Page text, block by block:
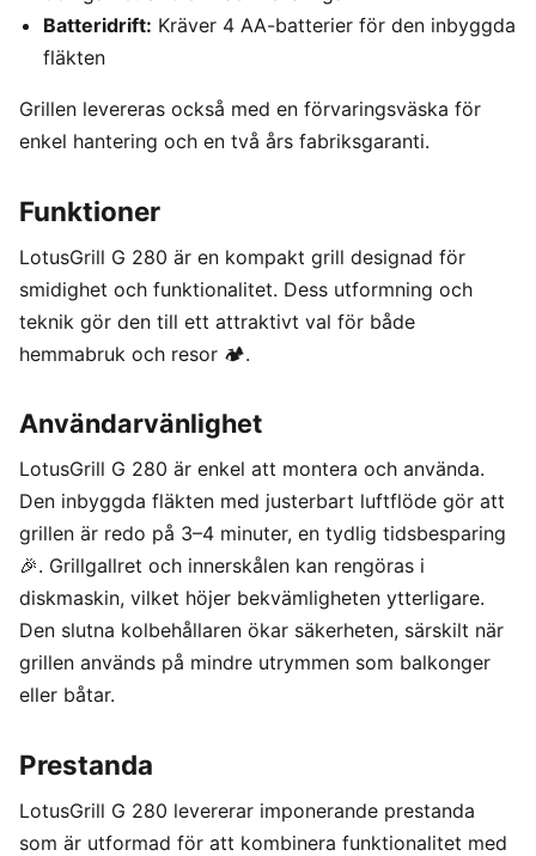
Batteridrift: Kräver 4 AA-batterier för den inbyggda
fläkten
Grillen levereras också med en förvaringsväska för
enkel hantering och en två års fabriksgaranti.
Funktioner
LotusGrill G 280 är en kompakt grill designad för
smidighet och funktionalitet. Dess utformning och
teknik gör den till ett attraktivt val för både
hemmabruk och resor 🏕️.
Användarvänlighet
LotusGrill G 280 är enkel att montera och använda.
Den inbyggda fläkten med justerbart luftflöde gör att
grillen är redo på 3–4 minuter, en tydlig tidsbesparing
🎉. Grillgallret och innerskålen kan rengöras i
diskmaskin, vilket höjer bekvämligheten ytterligare.
Den slutna kolbehållaren ökar säkerheten, särskilt när
grillen används på mindre utrymmen som balkonger
eller båtar.
Prestanda
LotusGrill G 280 levererar imponerande prestanda
som är utformad för att kombinera funktionalitet med